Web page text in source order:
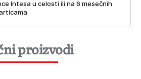
Intesa u celosti ili na 6 mesečnih
proizvodi